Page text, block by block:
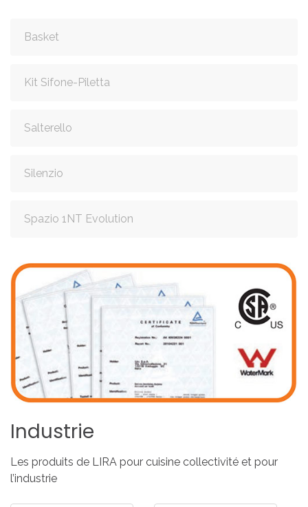
Basket
Kit Sifone-Piletta
Salterello
Silenzio
Spazio 1NT Evolution
Industrie
Les produits de LIRA pour cuisine collectivité et pour
l’industrie